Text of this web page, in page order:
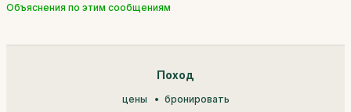
Объяснения по этим сообщениям
Поход
цены бронировать